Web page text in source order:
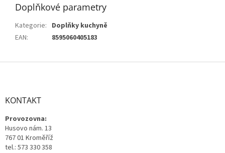
Doplňkové parametry
Kategorie: Doplňky kuchyně
EAN: 8595060405183
Z
KONTAKT
Provozovna:
Husovo nám. 13
767 01 Kroměříž
tel.: 573 330 358